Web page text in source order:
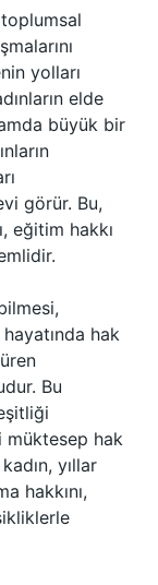
toplumsal
yolları
elde
büyük bir
görür. Bu,
eğitim hakkı
hak
Bu
müktesep hak
yıllar
hakkını,